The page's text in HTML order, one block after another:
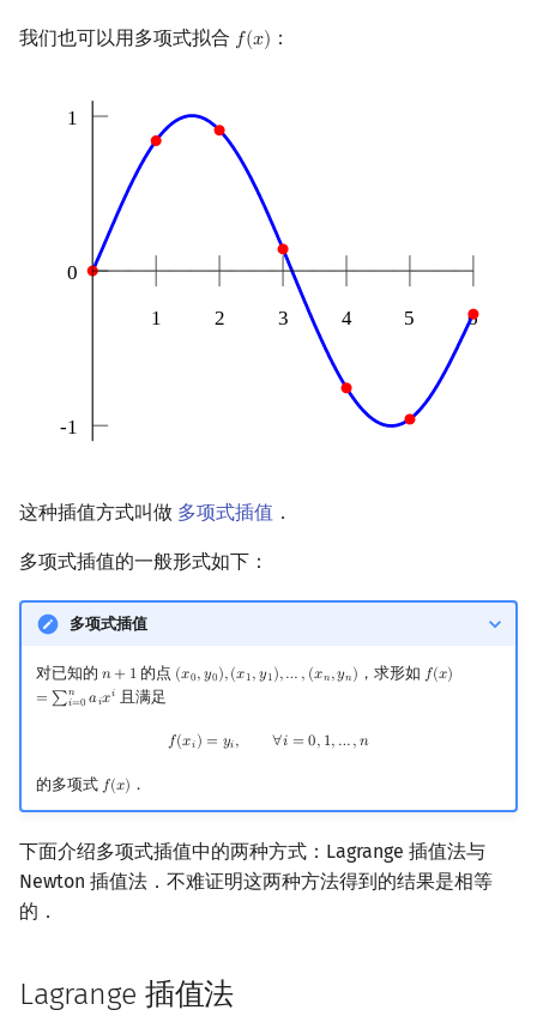
Powerful Number 筛
类欧几里德算法
Meissel–Lehmer 算法
二次域
Prüfer 序列
最大团搜索算法
我们也可以用多项式拟合 𝑓(𝑥)
f(x) ：
这种插值方式叫做 多项式插值 ．
多项式插值的一般形式如下：
多项式插值
对已知的 𝑛+ 1
n+1 的点 (𝑥0,𝑦0),(𝑥1,𝑦1),… , (𝑥𝑛,𝑦𝑛)
(x0,y0),(x1,y1 ),…,( xn, yn) ，求形如 𝑓(𝑥)
= ∑𝑛
𝑖=0 𝑎𝑖𝑥𝑖
f(x)=
且满足
𝑓(𝑥𝑖) = 𝑦𝑖, ∀𝑖 = 0, 1, …,𝑛
f( xi) i=0 1,…, n
的多项式 𝑓(𝑥)
f(x) ．
下面介绍多项式插值中的两种方式：Lagrange 插值法与
Newton 插值法．不难证明这两种方法得到的结果是相等
的．
Lagrange 插值法